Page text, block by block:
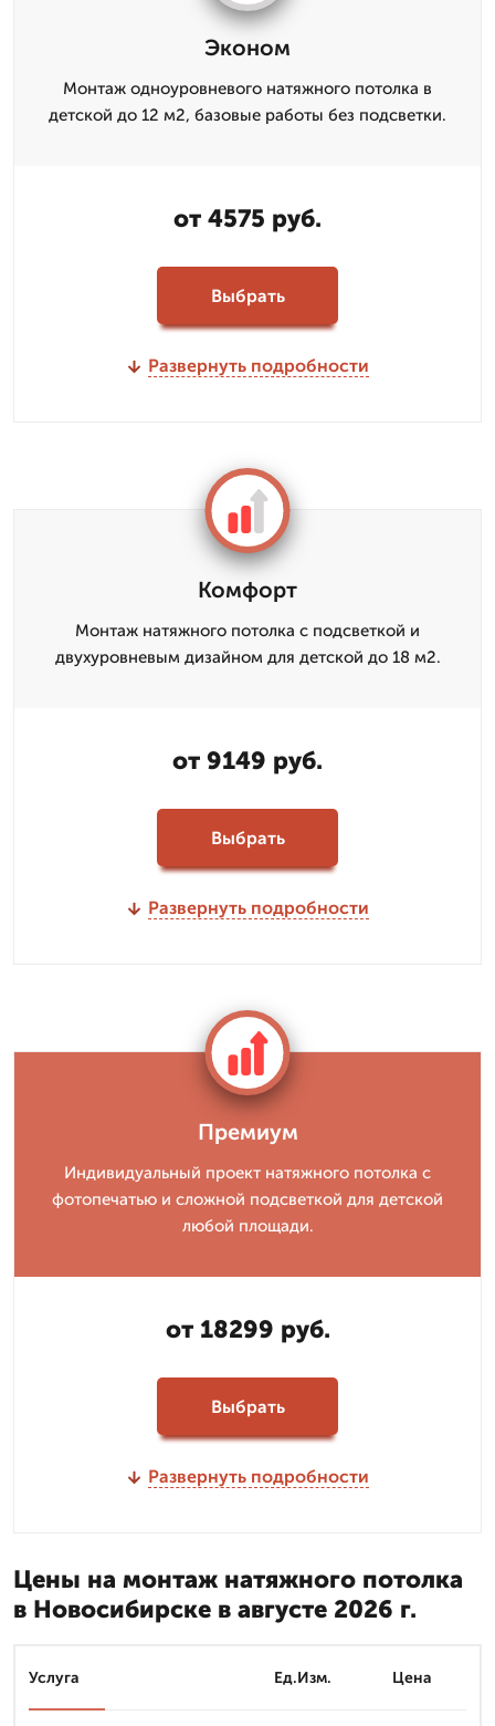
Эконом
Монтаж одноуровневого натяжного потолка в
детской до 12 м2, базовые работы без подсветки.
от 4575 руб.
Выбрать
Развернуть подробности
Комфорт
Монтаж натяжного потолка с подсветкой и
двухуровневым дизайном для детской до 18 м2.
от 9149 руб.
Выбрать
Развернуть подробности
Премиум
Индивидуальный проект натяжного потолка с
фотопечатью и сложной подсветкой для детской
любой площади.
от 18299 руб.
Выбрать
Развернуть подробности
Цены на монтаж натяжного потолка
в Новосибирске в августе 2026 г.
Услуга Ед.Изм. Цена